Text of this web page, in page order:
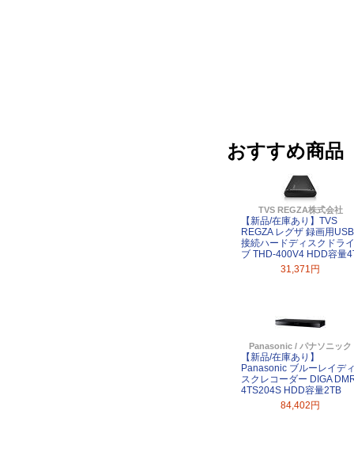
おすすめ商品
TVS REGZA株式会社
【新品/在庫あり】TVS
REGZA レグザ 録画用USB
接続ハードディスクドライ
ブ THD-400V4 HDD容量
31,371円
Panasonic / パナソニック
【新品/在庫あり】
Panasonic ブルーレイデ
スクレコーダー DIGA
4TS204S HDD容量2TB
84,402円